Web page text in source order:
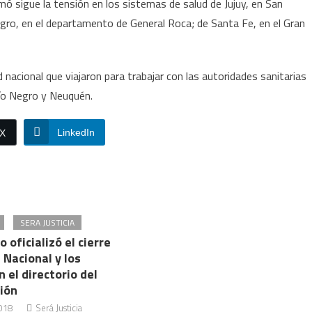
sigue la tensión en los sistemas de salud de Jujuy, en San
en el departamento de General Roca; de Santa Fe, en el Gran
que viajaron para trabajar con las autoridades sanitarias
Negro y Neuquén.
LinkedIn
SERA JUSTICIA
oficializó el cierre
y los
el directorio del
Será Justicia